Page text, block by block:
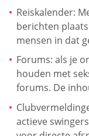
Reiskalender:
berichten
mensen in dat
Forums: als je
houden met
forums. De
actieve